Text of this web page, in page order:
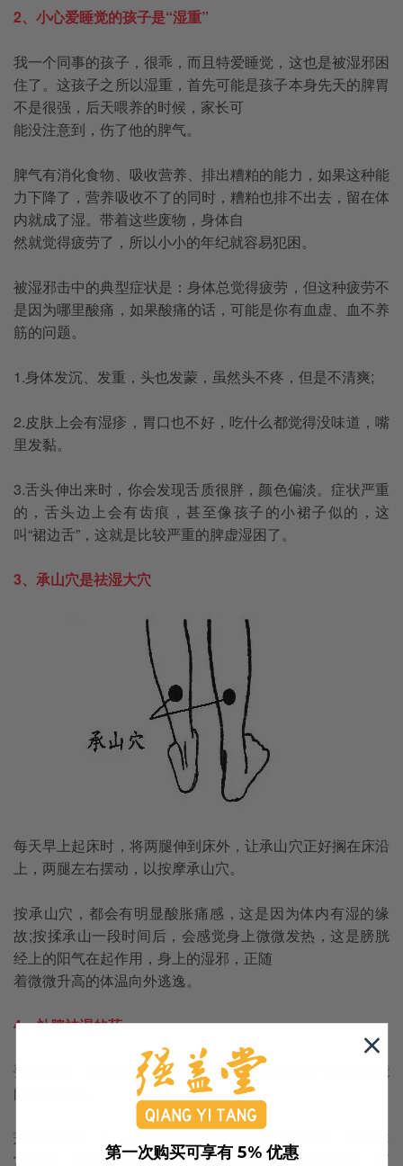
2、小心爱睡觉的孩子是“湿重”
我一个同事的孩子，很乖，而且特爱睡觉，这也是被湿邪困
住了。这孩子之所以湿重，首先可能是孩子本身先天的脾胃
不是很强，后天喂养的时候，家长可
能没注意到，伤了他的脾气。
脾气有消化食物、吸收营养、排出糟粕的能力，如果这种能
力下降了，营养吸收不了的同时，糟粕也排不出去，留在体
内就成了湿。带着这些废物，身体自
然就觉得疲劳了，所以小小的年纪就容易犯困。
被湿邪击中的典型症状是：身体总觉得疲劳，但这种疲劳不
是因为哪里酸痛，如果酸痛的话，可能是你有血虚、血不养
筋的问题。
1.身体发沉、发重，头也发蒙，虽然头不疼，但是不清爽;
2.皮肤上会有湿疹，胃口也不好，吃什么都觉得没味道，嘴
里发黏。
3.舌头伸出来时，你会发现舌质很胖，颜色偏淡。症状严重
的，舌头边上会有齿痕，甚至像孩子的小裙子似的，这
叫“裙边舌”，这就是比较严重的脾虚湿困了。
3、承山穴是祛湿大穴
每天早上起床时，将两腿伸到床外，让承山穴正好搁在床沿
上，两腿左右摆动，以按摩承山穴。
按承山穴，都会有明显酸胀痛感，这是因为体内有湿的缘
故;按揉承山一段时间后，会感觉身上微微发热，这是膀胱
经上的阳气在起作用，身上的湿邪，正随
着微微升高的体温向外逃逸。
4、补脾祛湿的药
要想祛湿，你首先得健脾补气，几乎所有健脾补气的药都能
间接地祛湿。
薏米红豆粥：人人皆宜的去湿佳品祛除体内的湿气，方法非
常简单，只需两个“药”。这两个药能当茶喝，能当饭吃，而
第一次购买可享有 5% 优惠